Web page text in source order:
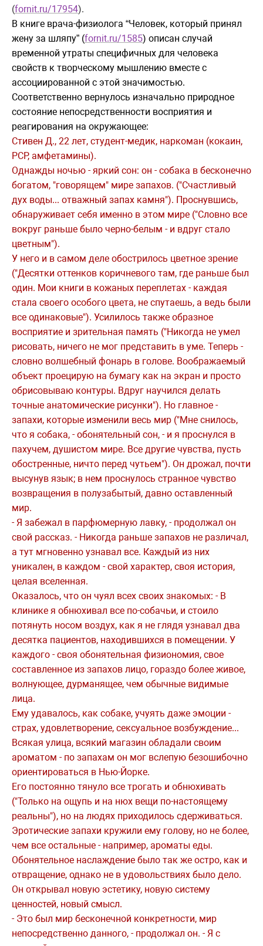
(fornit.ru/17954).
В книге врача-физиолога “Человек, который принял
жену за шляпу” (fornit.ru/1585) описан случай
временной утраты специфичных для человека
свойств к творческому мышлению вместе с
ассоциированной с этой значимостью.
Соответственно вернулось изначально природное
состояние непосредственности восприятия и
реагирования на окружающее:
Стивен Д., 22 лет, студент-медик, наркоман (кокаин,
PCP, амфетамины).
Однажды ночью - яркий сон: он - собака в бесконечно
богатом, "говорящем" мире запахов. ("Счастливый
дух воды... отважный запах камня"). Проснувшись,
обнаруживает себя именно в этом мире ("Словно все
вокруг раньше было черно-белым - и вдруг стало
цветным").
У него и в самом деле обострилось цветное зрение
("Десятки оттенков коричневого там, где раньше был
один. Мои книги в кожаных переплетах - каждая
стала своего особого цвета, не спутаешь, а ведь были
все одинаковые"). Усилилось также образное
восприятие и зрительная память ("Никогда не умел
рисовать, ничего не мог представить в уме. Теперь -
словно волшебный фонарь в голове. Воображаемый
объект проецирую на бумагу как на экран и просто
обрисовываю контуры. Вдруг научился делать
точные анатомические рисунки"). Но главное -
запахи, которые изменили весь мир ("Мне снилось,
что я собака, - обонятельный сон, - и я проснулся в
пахучем, душистом мире. Все другие чувства, пусть
обостренные, ничто перед чутьем"). Он дрожал, почти
высунув язык; в нем проснулось странное чувство
возвращения в полузабытый, давно оставленный
мир.
- Я забежал в парфюмерную лавку, - продолжал он
свой рассказ. - Никогда раньше запахов не различал,
а тут мгновенно узнавал все. Каждый из них
уникален, в каждом - свой характер, своя история,
целая вселенная.
Оказалось, что он чуял всех своих знакомых: - В
клинике я обнюхивал все по-собачьи, и стоило
потянуть носом воздух, как я не глядя узнавал два
десятка пациентов, находившихся в помещении. У
каждого - своя обонятельная физиономия, свое
составленное из запахов лицо, гораздо более живое,
волнующее, дурманящее, чем обычные видимые
лица.
Ему удавалось, как собаке, учуять даже эмоции -
страх, удовлетворение, сексуальное возбуждение...
Всякая улица, всякий магазин обладали своим
ароматом - по запахам он мог вслепую безошибочно
ориентироваться в Нью-Йорке.
Его постоянно тянуло все трогать и обнюхивать
("Только на ощупь и на нюх вещи по-настоящему
реальны"), но на людях приходилось сдерживаться.
Эротические запахи кружили ему голову, но не более,
чем все остальные - например, ароматы еды.
Обонятельное наслаждение было так же остро, как и
отвращение, однако не в удовольствиях было дело.
Он открывал новую эстетику, новую систему
ценностей, новый смысл.
- Это был мир бесконечной конкретности, мир
непосредственно данного, - продолжал он. - Я с